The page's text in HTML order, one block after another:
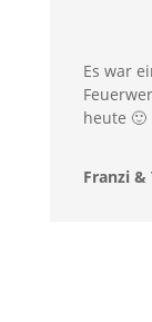
Es war
heute 🙂
Franzi &